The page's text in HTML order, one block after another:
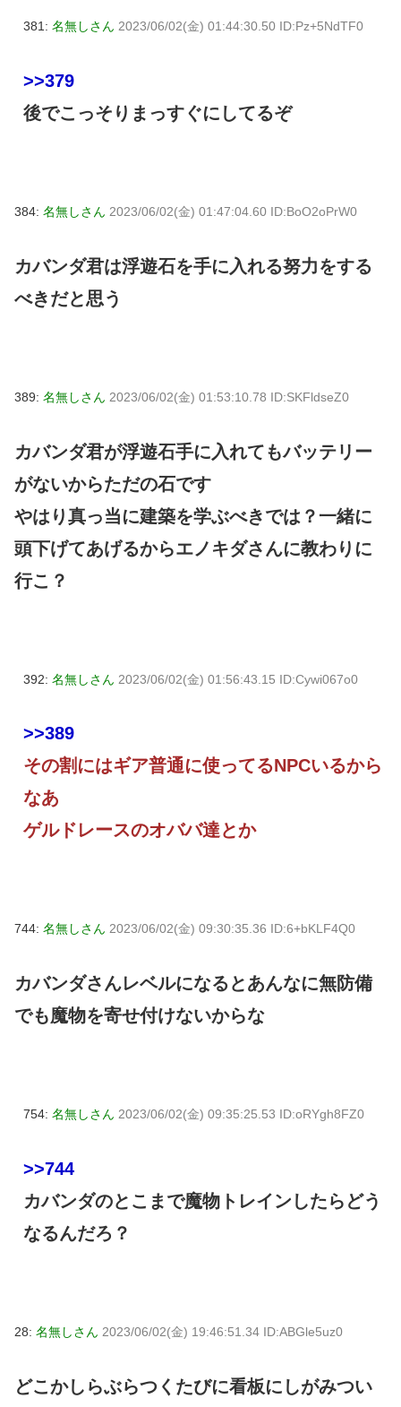
381: 名無しさん 2023/06/02(金) 01:44:30.50 ID:Pz+5NdTF0
>>379
後でこっそりまっすぐにしてるぞ
384: 名無しさん 2023/06/02(金) 01:47:04.60 ID:BoO2oPrW0
カバンダ君は浮遊石を手に入れる努力をする
べきだと思う
389: 名無しさん 2023/06/02(金) 01:53:10.78 ID:SKFldseZ0
カバンダ君が浮遊石手に入れてもバッテリー
がないからただの石です
やはり真っ当に建築を学ぶべきでは？一緒に
頭下げてあげるからエノキダさんに教わりに
行こ？
392: 名無しさん 2023/06/02(金) 01:56:43.15 ID:Cywi067o0
>>389
その割にはギア普通に使ってるNPCいるから
なあ
ゲルドレースのオババ達とか
744: 名無しさん 2023/06/02(金) 09:30:35.36 ID:6+bKLF4Q0
カバンダさんレベルになるとあんなに無防備
でも魔物を寄せ付けないからな
754: 名無しさん 2023/06/02(金) 09:35:25.53 ID:oRYgh8FZ0
>>744
カバンダのとこまで魔物トレインしたらどう
なるんだろ？
28: 名無しさん 2023/06/02(金) 19:46:51.34 ID:ABGle5uz0
どこかしらぶらつくたびに看板にしがみつい